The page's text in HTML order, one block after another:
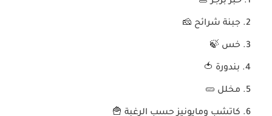
جبنة شرائح 🧀
خس 🍃
بندورة 🍅
مخلل 🥒
كاتشب ومايونيز حسب الرغبة 🍟